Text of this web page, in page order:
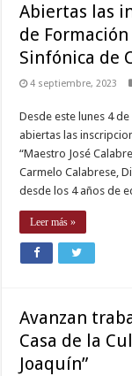
Abiertas las
de
Sinfónica de
4 septiembre, 2023
Desde este lunes 4
abiertas las
“Maestro José
Carmelo Calabrese,
desde los 4 años de
Leer más »
Avanzan
Casa de la
Joaquín”